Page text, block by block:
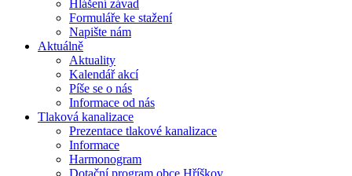
Hlášení závad
Formuláře ke stažení
Napište nám
Aktuálně
Aktuality
Kalendář akcí
Píše se o nás
Informace od nás
Tlaková kanalizace
Prezentace tlakové kanalizace
Informace
Harmonogram
Dotační program obce Hříškov